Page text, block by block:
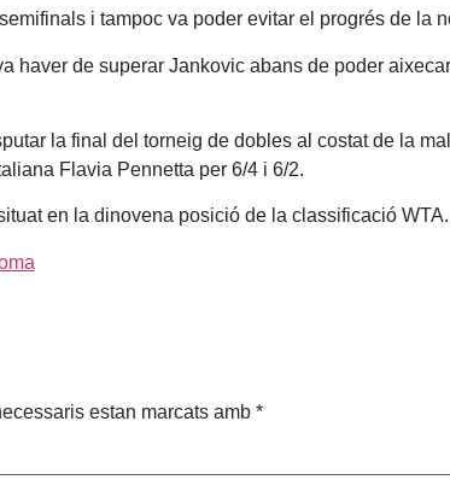
i tampoc va poder evitar el progrés de la
haver de superar Jankovic abans de poder
la final del torneig de dobles al costat de la
Flavia Pennetta per 6/4 i 6/2.
en la dinovena posició de la classificació WTA.
estan marcats amb *